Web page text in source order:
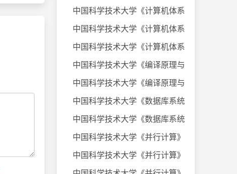
中国科学技术大学《计算机体系结构
中国科学技术大学《计算机体系结构
中国科学技术大学《计算机体系结构
中国科学技术大学《编译原理与技术
中国科学技术大学《编译原理与技术
中国科学技术大学《数据库系统及应
中国科学技术大学《数据库系统及应
中国科学技术大学《并行计算》考试
中国科学技术大学《并行计算》考试